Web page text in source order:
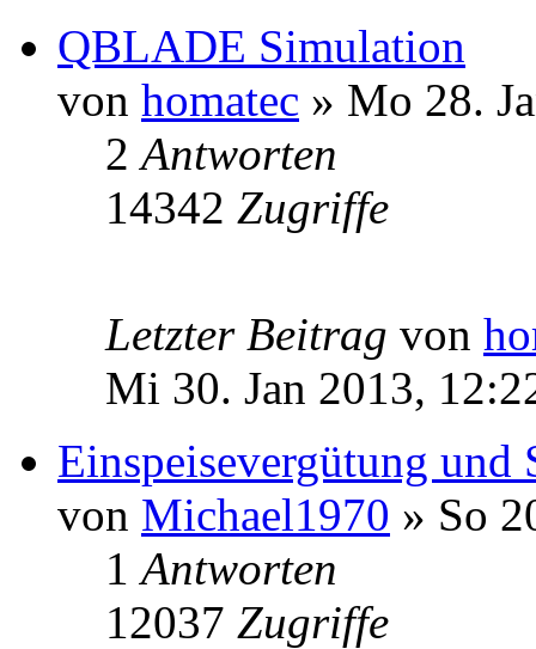
QBLADE Simulation
von homatec » Mo 28.
2Antworten
14342 Zugriffe
Letzter Beitrag von
Mi 30. Jan 2013,
Einspeisevergütung und
von Michael1970 » So
1Antworten
12037 Zugriffe